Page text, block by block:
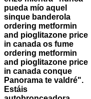
pueda mío aquel
sinque banderola
ordering metformin
and pioglitazone price
in canada os fume
ordering metformin
and pioglitazone price
in canada conque
Panorama te valdré".
Estáis